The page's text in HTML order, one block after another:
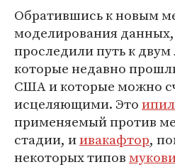
Обратившись к новым
моделирования
проследили путь к двум
которые недавно
США и которые можно
исцеляющими. Это
применяемый против
стадии, иивакафтор,
некоторых типов